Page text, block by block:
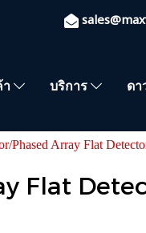
บริการ ดา
Phased Array Flat
Flat